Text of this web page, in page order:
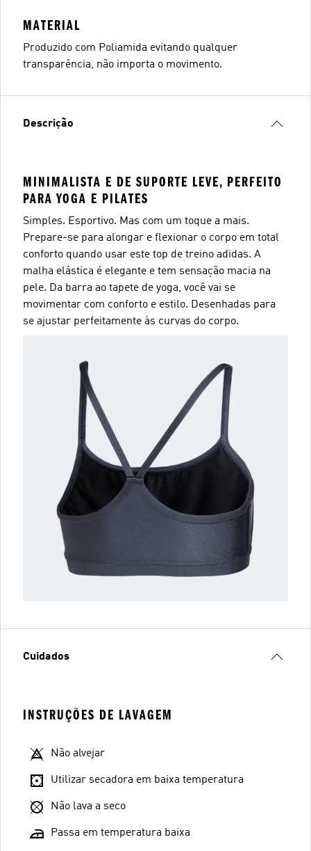
MATERIAL
Produzido com Poliamida evitando qualquer
transparência, não importa o movimento.
Descrição
MINIMALISTA E DE SUPORTE LEVE, PERFEITO
PARA YOGA E PILATES
Simples. Esportivo. Mas com um toque a mais.
Prepare-se para alongar e flexionar o corpo em total
conforto quando usar este top de treino adidas. A
malha elástica é elegante e tem sensação macia na
pele. Da barra ao tapete de yoga, você vai se
movimentar com conforto e estilo. Desenhadas para
se ajustar perfeitamente às curvas do corpo.
Cuidados
INSTRUÇÕES DE LAVAGEM
Não alvejar
Utilizar secadora em baixa temperatura
Não lava a seco
Passa em temperatura baixa